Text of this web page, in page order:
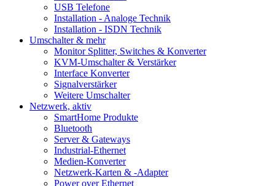
USB Telefone
Installation - Analoge Technik
Installation - ISDN Technik
Umschalter & mehr
Monitor Splitter, Switches & Konverter
KVM-Umschalter & Verstärker
Interface Konverter
Signalverstärker
Weitere Umschalter
Netzwerk, aktiv
SmartHome Produkte
Bluetooth
Server & Gateways
Industrial-Ethernet
Medien-Konverter
Netzwerk-Karten & -Adapter
Power over Ethernet